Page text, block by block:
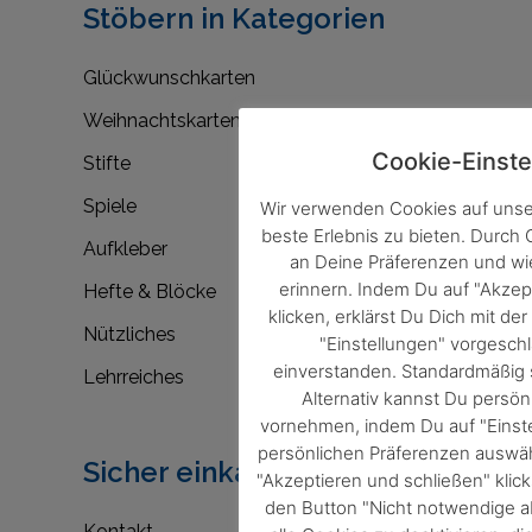
Stöbern in Kategorien
Glückwunschkarten
Weihnachtskarten
Stifte
Spiele
Aufkleber
Hefte & Blöcke
Nützliches
Lehrreiches
Sicher einkaufen
Cookie-
Wir verwenden Cookies auf
beste Erlebnis zu bieten. Durch
an Deine Präferenzen und
erinnern. Indem Du auf
klicken, erklärst Du Dich mit
"Einstellungen"
einverstanden.
Alternativ kannst Du
vornehmen, indem Du auf
persönlichen Präferenzen
"Akzeptieren und schließen"
den Button "Nicht notwendige